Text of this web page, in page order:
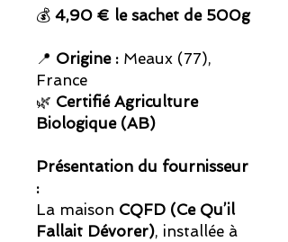
💰 4,90 € le sachet de 500g
📍 Origine : Meaux (77),
France
🌿 Certifié Agriculture
Biologique (AB)
Présentation du fournisseur
:
La maison CQFD (Ce Qu’il
Fallait Dévorer), installée à